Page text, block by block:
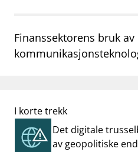
businessOm Finanstilsynet
dashboardInformasjon for
notifications_noneAbonner på
Finanssektorens bruk
I korte trekk
Det digitale
av geopolitiske